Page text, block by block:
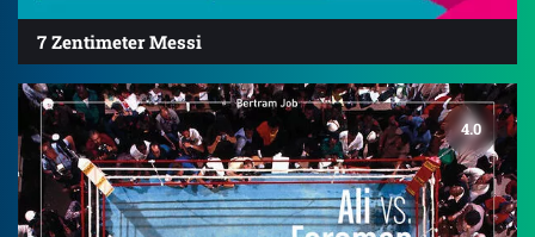
7 Zentimeter Messi
4.0